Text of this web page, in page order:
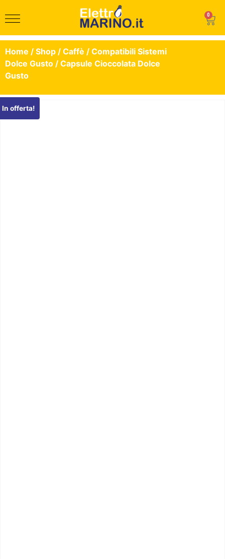
0
Home / Shop / Caffè / Compatibili Sistemi
Dolce Gusto / Capsule Cioccolata Dolce
Gusto
In offerta!